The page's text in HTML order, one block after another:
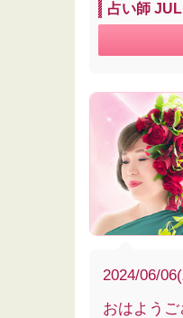
占い師
2024/06/
おはよう